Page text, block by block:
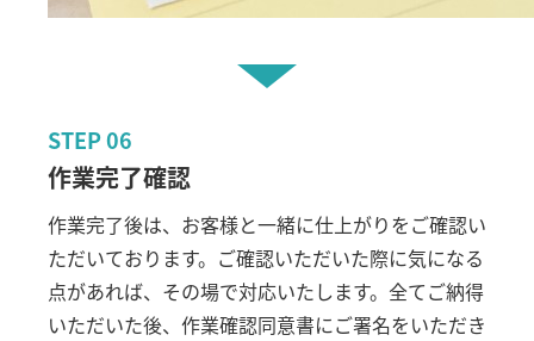
STEP06
作業完了確認
作業完了後は、お客様と一緒に仕上がりをご確認い
ただいております。ご確認いただいた際に気になる
点があれば、その場で対応いたします。全てご納得
いただいた後、作業確認同意書にご署名をいただき